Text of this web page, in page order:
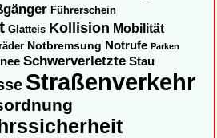
Führerschein
Glatteis Kollision Mobilität
Notbremsung Notrufe Parken
Schwerverletzte Stau
Straßenverkehr